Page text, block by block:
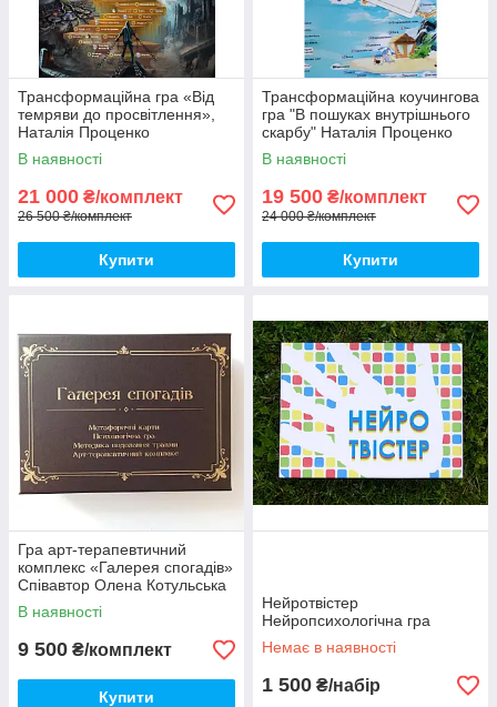
Трансформаційна гра «Від
темряви до просвітлення»,
Наталія Проценко
В наявності
21 000 ₴/комплект
26 500 ₴/комплект
Купити
Трансформаційна коучингова
гра "В пошуках внутрішнього
скарбу" Наталія Проценко
(комплект)
В наявності
19 500 ₴/комплект
24 000 ₴/комплект
Купити
Гра арт-терапевтичний
комплекс «Галерея спогадів»
Співавтор Олена Котульська
В наявності
9 500 ₴/комплект
Купити
Нейротвістер
Нейропсихологічна гра
Немає в наявності
1 500 ₴/набір